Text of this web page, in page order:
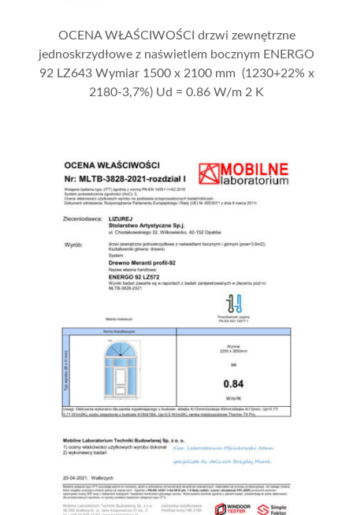
OCENA WŁAŚCIWOŚCI drzwi zewnętrzne
jednoskrzydłowe z naświetlem bocznym ENERGO
92 LZ643 Wymiar 1500 x 2100 mm (1230+22% x
2180-3,7%) Ud = 0.86 W/m 2 K